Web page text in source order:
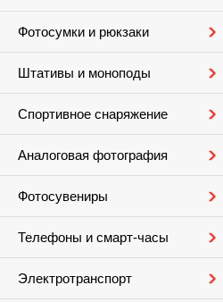
Фотосумки и рюкзаки
Штативы и моноподы
Спортивное снаряжение
Аналоговая фотография
Фотосувениры
Телефоны и смарт-часы
Электротранспорт